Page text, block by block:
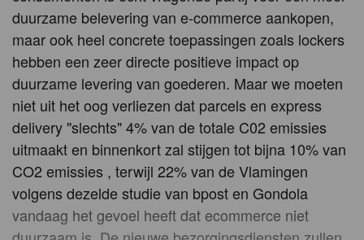
duurzame belevering van e-commerce aankopen,
maar ook heel concrete toepassingen zoals lockers
hebben een zeer directe positieve impact op
duurzame levering van goederen. Maar we moeten
niet uit het oog verliezen dat parcels en express
delivery "slechts" 4% van de totale C02 emissies
uitmaakt en binnenkort zal stijgen tot bijna 10% van
CO2 emissies , terwijl 22% van de Vlamingen
volgens dezelde studie van bpost en Gondola
vandaag het gevoel heeft dat ecommerce niet